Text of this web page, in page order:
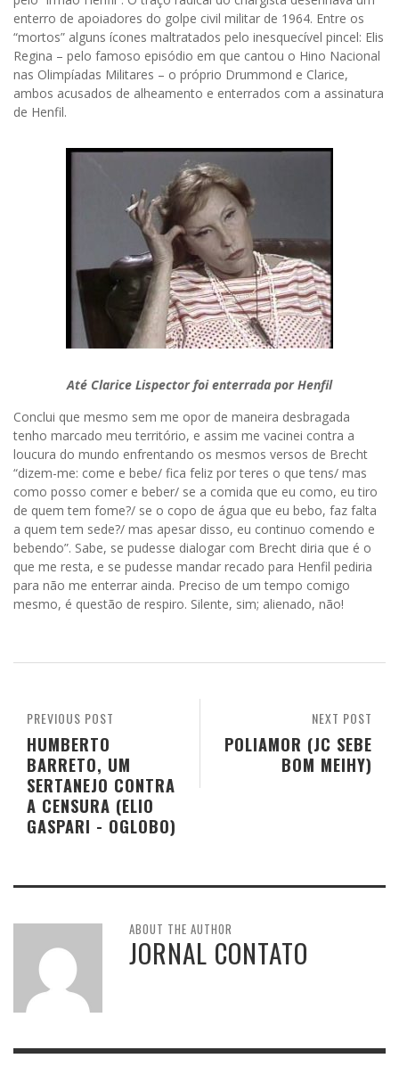
enterro de apoiadores do golpe civil militar de 1964. Entre os
“mortos” alguns ícones maltratados pelo inesquecível pincel: Elis
Regina – pelo famoso episódio em que cantou o Hino Nacional
nas Olimpíadas Militares – o próprio Drummond e Clarice,
ambos acusados de alheamento e enterrados com a assinatura
de Henfil.
Até Clarice Lispector foi enterrada por Henfil
Conclui que mesmo sem me opor de maneira desbragada
tenho marcado meu território, e assim me vacinei contra a
loucura do mundo enfrentando os mesmos versos de Brecht
“dizem-me: come e bebe/ fica feliz por teres o que tens/ mas
como posso comer e beber/ se a comida que eu como, eu tiro
de quem tem fome?/ se o copo de água que eu bebo, faz falta
a quem tem sede?/ mas apesar disso, eu continuo comendo e
bebendo”. Sabe, se pudesse dialogar com Brecht diria que é o
que me resta, e se pudesse mandar recado para Henfil pediria
para não me enterrar ainda. Preciso de um tempo comigo
mesmo, é questão de respiro. Silente, sim; alienado, não!
NEXT POST
POLIAMOR (JC SEBE
BOM MEIHY)
PREVIOUS POST
HUMBERTO
BARRETO, UM
SERTANEJO CONTRA
A CENSURA (ELIO
GASPARI - OGLOBO)
ABOUT THE AUTHOR
JORNAL CONTATO